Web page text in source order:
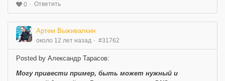
0 Ответить
Артем Выживалкин
около 12 лет назад #31762
Posted by Александр Тарасов:
Могу привести пример, быть может нужный и